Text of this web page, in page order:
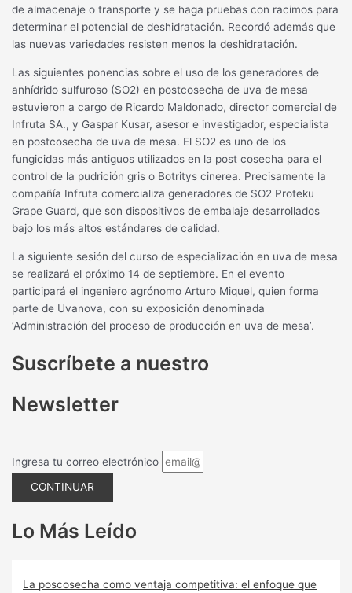
de almacenaje o transporte y se haga pruebas con racimos para
determinar el potencial de deshidratación. Recordó además que
las nuevas variedades resisten menos la deshidratación.
Las siguientes ponencias sobre el uso de los generadores de
anhídrido sulfuroso (SO2) en postcosecha de uva de mesa
estuvieron a cargo de Ricardo Maldonado, director comercial de
Infruta SA., y Gaspar Kusar, asesor e investigador, especialista
en postcosecha de uva de mesa. El SO2 es uno de los
fungicidas más antiguos utilizados en la post cosecha para el
control de la pudrición gris o Botritys cinerea. Precisamente la
compañía Infruta comercializa generadores de SO2 Proteku
Grape Guard, que son dispositivos de embalaje desarrollados
bajo los más altos estándares de calidad.
La siguiente sesión del curso de especialización en uva de mesa
se realizará el próximo 14 de septiembre. En el evento
participará el ingeniero agrónomo Arturo Miquel, quien forma
parte de Uvanova, con su exposición denominada
‘Administración del proceso de producción en uva de mesa’.
Suscríbete a nuestro
Newsletter
Ingresa tu correo electrónico
CONTINUAR
Lo Más Leído
La poscosecha como ventaja competitiva: el enfoque que